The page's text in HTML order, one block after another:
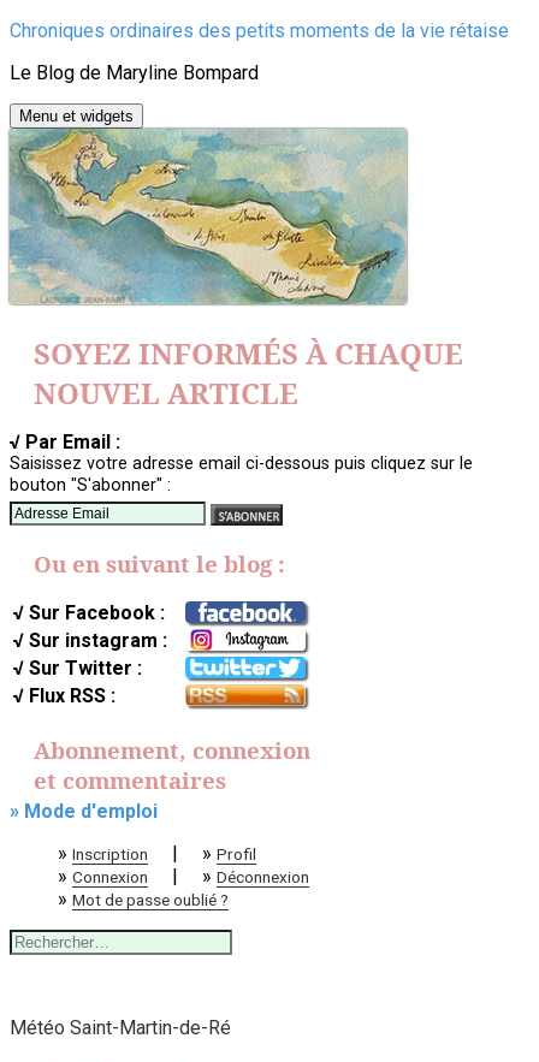
Aller
contenu
Chroniques ordinaires des petits moments de la vie rétaise
Le Blog de Maryline Bompard
Menu et widgets
SOYEZ INFORMÉS À CHAQUE
NOUVEL ARTICLE
√ Par Email :
Saisissez votre adresse email ci-dessous puis cliquez sur le
bouton "S'abonner" :
Ou en suivant le blog :
√ Sur Facebook :
√ Sur instagram :
√ Sur Twitter :
√ Flux RSS :
Abonnement, connexion
et commentaires
» Mode d'emploi
» Inscription | » Profil
» Connexion | » Déconnexion
» Mot de passe oublié ?
Rechercher :
Météo Saint-Martin-de-Ré